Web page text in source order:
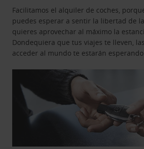
Facilitamos el alquiler de coches,
puedes esperar a sentir la libertad de
quieres aprovechar al máximo la
Dondequiera que tus viajes te lleven,
acceder al mundo te estarán esperando.